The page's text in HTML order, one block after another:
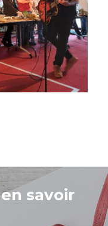
savoir